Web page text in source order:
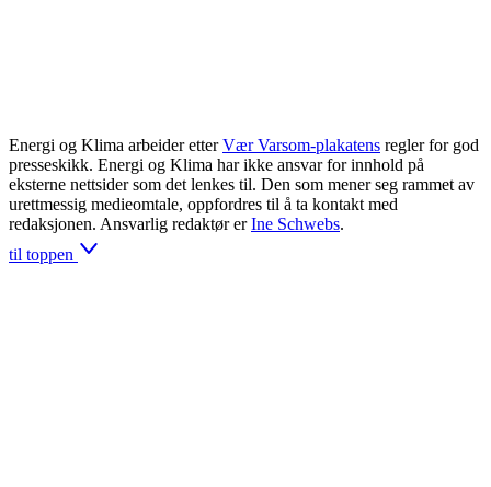
Energi og Klima arbeider etter Vær Varsom-plakatens regler for god
presseskikk. Energi og Klima har ikke ansvar for innhold på
eksterne nettsider som det lenkes til. Den som mener seg rammet av
urettmessig medieomtale, oppfordres til å ta kontakt med
redaksjonen. Ansvarlig redaktør er Ine Schwebs.
til toppen